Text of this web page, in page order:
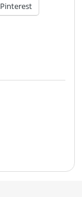
Pinterest